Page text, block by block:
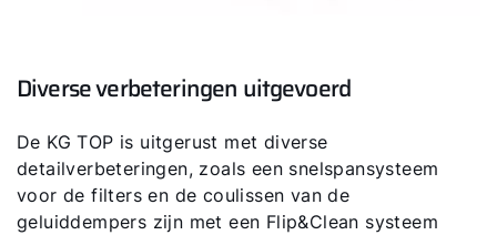
Diverse verbeteringen uitgevoerd
De KG TOP is uitgerust met diverse
detailverbeteringen, zoals een snelspansysteem
voor de filters en de coulissen van de
geluiddempers zijn met een Flip&Clean systeem
Service App